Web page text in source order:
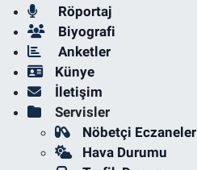
Röportaj
Biyografi
Anketler
Künye
İletişim
Servisler
Nöbetçi Eczaneler
Hava Durumu